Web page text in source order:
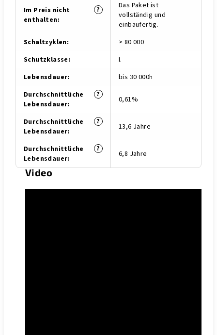
?
Im Preis nicht
enthalten:
Das Paket ist
vollständig und
einbaufertig.
Schaltzyklen:
> 80 000
Schutzklasse:
I.
Lebensdauer:
bis 30 000h
?
Durchschnittliche
Lebensdauer: 0,61%
?
Durchschnittliche
Lebensdauer: 13,6 Jahre
?
Durchschnittliche
Lebensdauer: 6,8 Jahre
Video